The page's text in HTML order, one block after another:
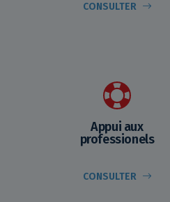
CONSULTER
Appui aux
professionels
CONSULTER